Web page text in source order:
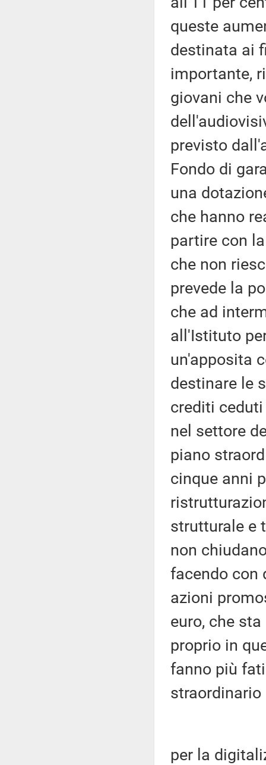
queste
destinata ai
importante,
giovani che
previsto
Fondo di
una
che hanno
partire con
che non
prevede la
che ad
all'Istituto
un'apposita
destinare le
crediti
nel settore
piano
cinque anni
strutturale e
non
facendo con
azioni
euro, che
proprio in
fanno più
straordinario
per la